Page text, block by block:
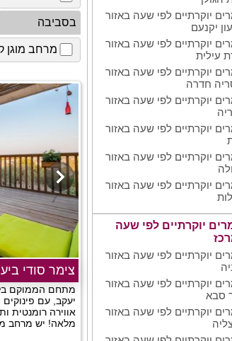
יוקרתיים לפי שעה באזור
יקנעם
יוקרתיים לפי שעה באזור
עילית
יוקרתיים לפי שעה באזור
חדרה
יוקרתיים לפי שעה באזור
יוקרתיים לפי שעה באזור
יוקרתיים לפי שעה באזור
יוקרתיים לפי שעה באזור
יוקרתיים לפי שעה
יוקרתיים לפי שעה באזור
יוקרתיים לפי שעה באזור
סבא
יוקרתיים לפי שעה באזור
בסביבה
מרחב מוגן
צימר סודי
מתחם הממוקם
יעקב, עם פינוקים
אווירה רומנטית
מלאה! יש מרחב